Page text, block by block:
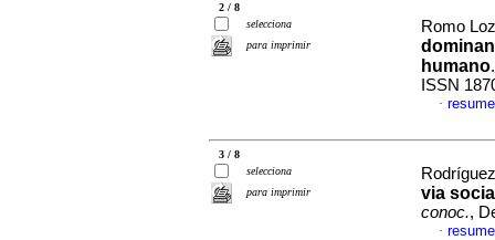
2 / 8
selecciona
para imprimir
Romo
humano
ISSN
·
3 / 8
selecciona
para imprimir
via
conoc.,
·